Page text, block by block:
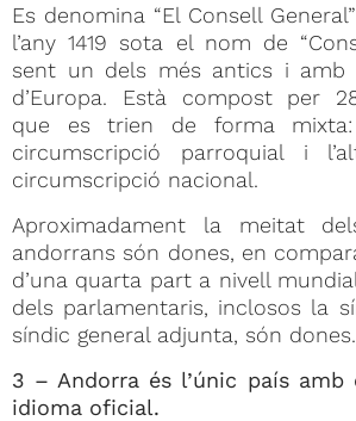
Es denomina “El Consell
l’any 1419 sota el nom de
sent un dels més antics i amb
d’Europa. Està compost per
que es trien de forma
circumscripció parroquial i
circumscripció nacional.
Aproximadament la meitat
andorrans són dones, en
d’una quarta part a nivell
dels parlamentaris, inclosos la
síndic general adjunta, són dones.
3 – Andorra és l’únic país
idioma oficial.